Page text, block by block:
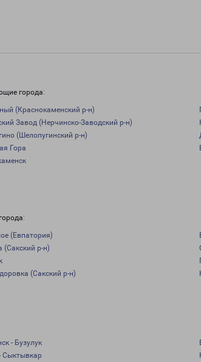
города:
(Краснокаменский р-н)
Завод (Нерчинско-Заводский р-н)
(Шелопугинский р-н)
Гора
(Евпатория)
(Сакский р-н)
(Сакский р-н)
- Бузулук
Сыктывкар